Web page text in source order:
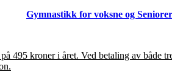
Gymnastikk for voksne og Seniorer
495 kroner i året. Ved betaling av både